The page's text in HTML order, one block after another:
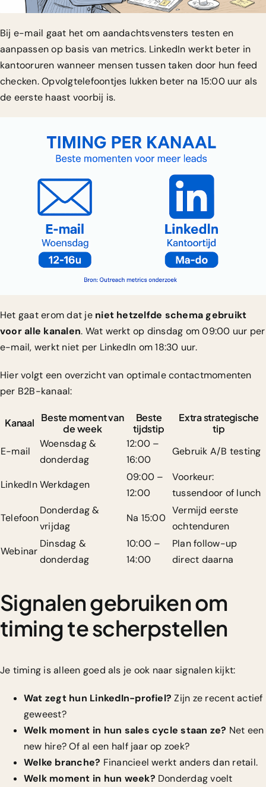
Bij e-mail gaat het om aandachtsvensters testen en
aanpassen op basis van metrics. LinkedIn werkt beter in
kantooruren wanneer mensen tussen taken door hun feed
checken. Opvolgtelefoontjes lukken beter na 15:00 uur als
de eerste haast voorbij is.
Het gaat erom dat je niet hetzelfde schema gebruikt
voor alle kanalen. Wat werkt op dinsdag om 09:00 uur per
e-mail, werkt niet per LinkedIn om 18:30 uur.
Hier volgt een overzicht van optimale contactmomenten
per B2B-kanaal:
Kanaal
Beste moment van
de week
Beste
tijdstip
Extra strategische
tip
E-mail
Woensdag &
donderdag
12:00 –
16:00
Gebruik A/B testing
LinkedInWerkdagen
09:00 –
12:00
Voorkeur:
tussendoor of lunch
Telefoon
Donderdag &
vrijdag
Na 15:00
Vermijd eerste
ochtenduren
Webinar
Dinsdag &
donderdag
10:00 –
14:00
Plan follow-up
direct daarna
Signalen gebruiken om
timing te scherpstellen
Je timing is alleen goed als je ook naar signalen kijkt:
Wat zegt hun LinkedIn-profiel? Zijn ze recent actief
geweest?
Welk moment in hun sales cycle staan ze? Net een
new hire? Of al een half jaar op zoek?
Welke branche? Financieel werkt anders dan retail.
Welk moment in hun week? Donderdag voelt